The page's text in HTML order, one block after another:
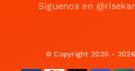
Síguenos en
© Copyright 2020 -